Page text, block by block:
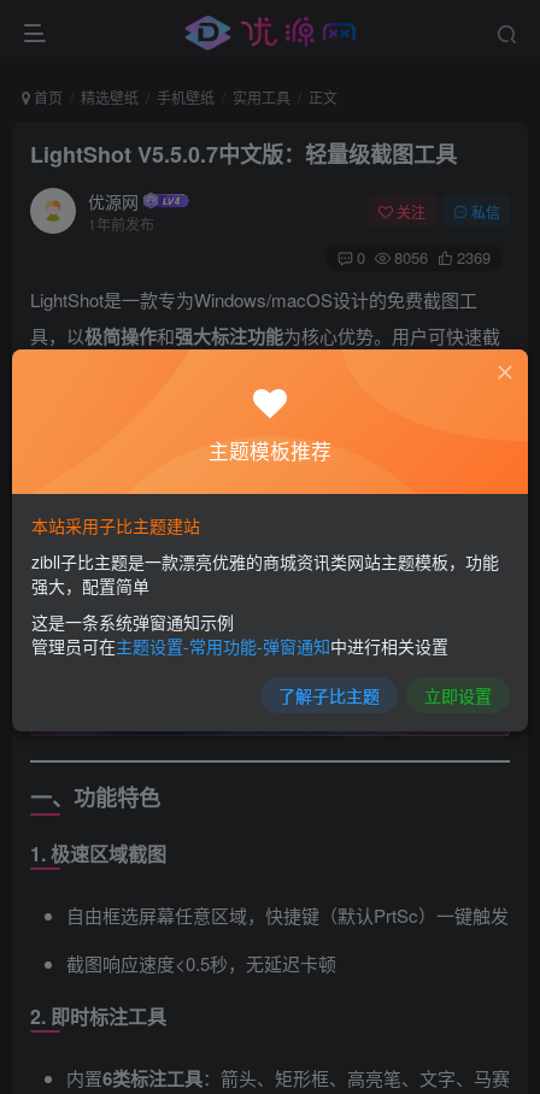
首页 精选壁纸 手机壁纸 实用工具 正文
LightShot V5.5.0.7中文版：轻量级截图工具
优源网
1年前发布
关注 私信
0 8056 2369
LightShot是一款专为Windows/macOS设计的免费截图工
具，以极简操作和强大标注功能为核心优势。用户可快速截
取任意屏幕区域，并直接添加箭头、文字、马赛克等标注，
截图历史管理 。最新5.5.0.7中文版优化了编
辑体验，是办公、教学、自媒体的效率利器。
一、功能特色
1. 极速区域截图
自由框选屏幕任意区域，快捷键（默认PrtSc）一键触发
截图响应速度<0.5秒，无延迟卡顿
2. 即时标注工具
内置6类标注工具​：箭头、矩形框、高亮笔、文字、马赛
主题模板推荐
本站采用子比主题建站
zibll子比主题是一款漂亮优雅的商城资讯类网站主题模板，功能
强大，配置简单
这是一条系统弹窗通知示例
管理员可在主题设置-常用功能-弹窗通知中进行相关设置
了解子比主题 立即设置